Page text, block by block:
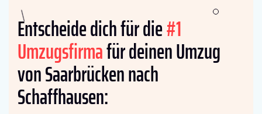
Entscheide dich für die#1
Umzugsfirmafür deinen Umzug
von Saarbrücken nach
Schaffhausen: